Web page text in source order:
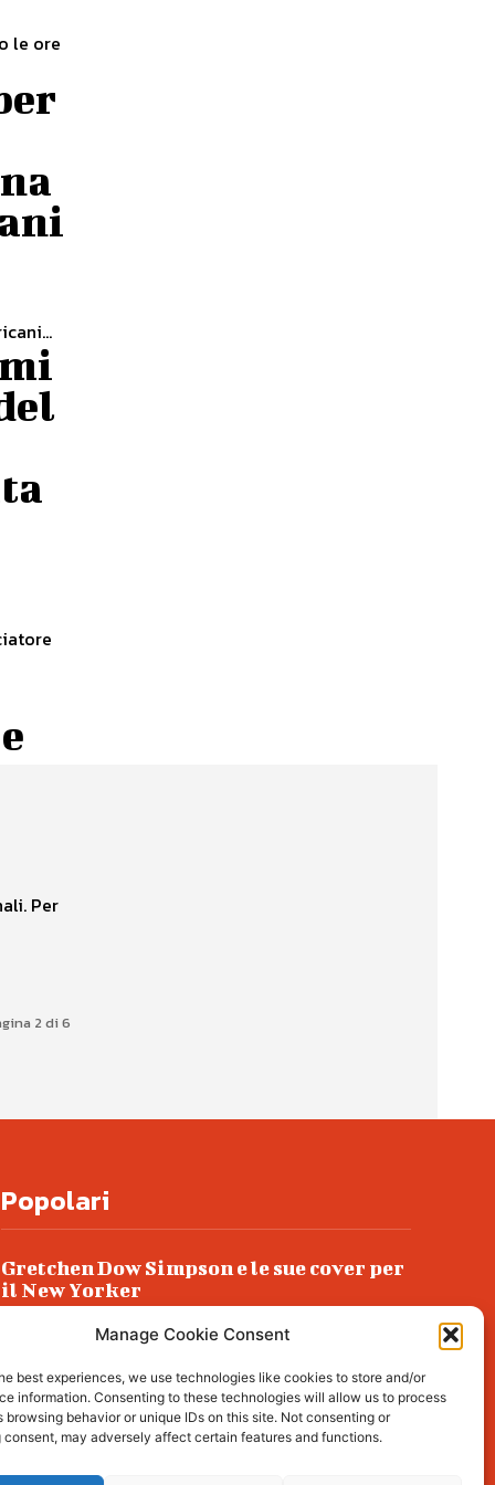
Manage Cookie Consent
best experiences, we use technologies like cookies to store and/or
information. Consenting to these technologies will allow us to process
browsing behavior or unique IDs on this site. Not consenting or
may adversely affect certain features and functions.
le ore
Per
2 di 6
Popolari
Gretchen Dow Simpson e le sue cover per
il New Yorker
Ancora dossieraggi e schedature
Podlech, il Cile lo ha condannato
all’ergastolo
Era ubriaca…